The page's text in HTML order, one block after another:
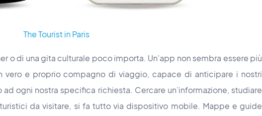
The Tourist in Paris
o di una gita culturale poco importa. Un’app non sembra essere più
vero e proprio compagno di viaggio, capace di anticipare i nostri
ogni nostra specifica richiesta. Cercare un’informazione, studiare
da visitare, si fa tutto via dispositivo mobile. Mappe e guide